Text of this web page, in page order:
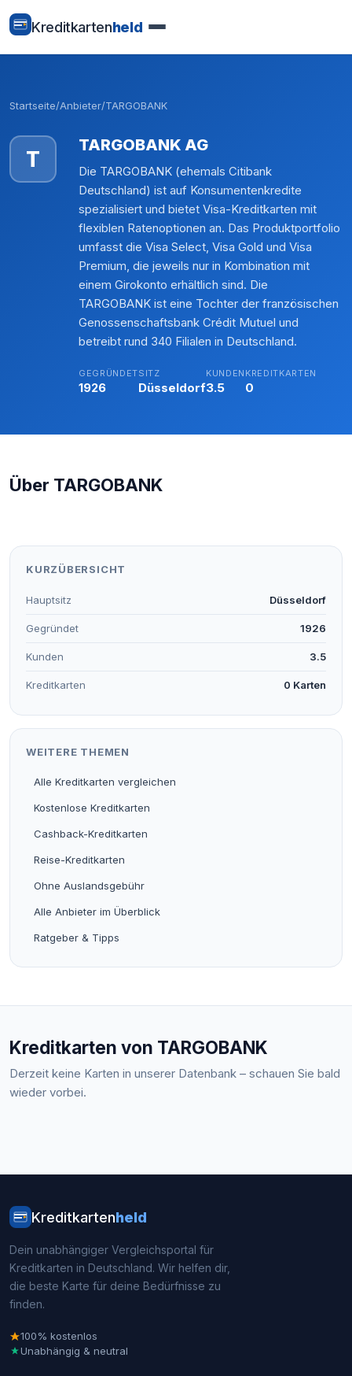
Kreditkartenheld
Startseite/Anbieter/TARGOBANK
T
TARGOBANK AG
Die TARGOBANK (ehemals Citibank
Deutschland) ist auf Konsumentenkredite
spezialisiert und bietet Visa-Kreditkarten mit
flexiblen Ratenoptionen an. Das Produktportfolio
umfasst die Visa Select, Visa Gold und Visa
Premium, die jeweils nur in Kombination mit
einem Girokonto erhältlich sind. Die
TARGOBANK ist eine Tochter der französischen
Genossenschaftsbank Crédit Mutuel und
betreibt rund 340 Filialen in Deutschland.
GEGRÜNDET
1926
SITZ
Düsseldorf
KUNDEN
3.5
KREDITKARTEN
0
Über TARGOBANK
KURZÜBERSICHT
Hauptsitz Düsseldorf
Gegründet 1926
Kunden 3.5
Kreditkarten 0 Karten
WEITERE THEMEN
Alle Kreditkarten vergleichen
Kostenlose Kreditkarten
Cashback-Kreditkarten
Reise-Kreditkarten
Ohne Auslandsgebühr
Alle Anbieter im Überblick
Ratgeber & Tipps
Kreditkarten von TARGOBANK
Derzeit keine Karten in unserer Datenbank – schauen Sie bald
wieder vorbei.
Kreditkartenheld
Dein unabhängiger Vergleichsportal für
Kreditkarten in Deutschland. Wir helfen dir,
die beste Karte für deine Bedürfnisse zu
finden.
100% kostenlos
Unabhängig & neutral